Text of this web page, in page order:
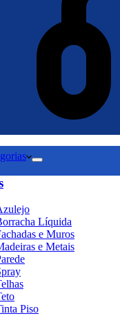
Líquida
e Muros
e Metais
Piso